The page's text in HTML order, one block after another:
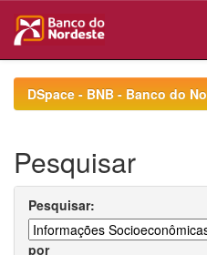
navigationDSpace - BNB - Banco do
Pesquisar
Pesquisar:
por